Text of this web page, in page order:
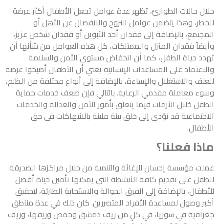
خلال حالات الطوارئ، تظهر عدة عوامل تجعل الأطفال أكثر عرضة
للخطر، وهذا يتضمن عوامل النزوح والانفصال عن الأهل أو
المجتمع، بالإضافة إلى فقدان أحد الأبوين أو فقدان شخص عزيز،
وأيضاً فقدان المنزل والممتلكات، كل هذه العوامل من شأنها أن
تهدد حياة الطفل، كما أن انخفاض مستوى الأمن والسلامة
والاعتماد على المساعدات الإنسانية يعني أن الأطفال أصبحوا عرضة
للعنف والاستغلال والإساءة، بالإضافة إلى أنواع مختلفة من الظلم،
وسوء معاملة مقدمي الرعاية. بالتالي فإن ضعف خدمات حماية
الطفل خلال الأزمات فيما يتعلق بأمور الأمن والعدالة والخدمات
الاجتماعية قد تؤدي إلى خلق بيئة مليئة بالانتهاكات في حق
الأطفال.
ماذا فعلنا؟
عملت مؤسسة إحسان للإغاثة والتنمية من خلال مراكزها الصديقة
للطفل على تقديم كافة الأنشطة التي يمكنها تأمين حياة أفضل
للأطفال، بالإضافة إلى الفرق الجوالة والاستجابة الطارئة، لتحقيق
أكبر وصول لمساعدة الأفراد المتضررين. كان ذلك في عدة مناطق
جغرافية في سوريا، في كلٍ من ريف دمشق وحمص وريفها، وريف